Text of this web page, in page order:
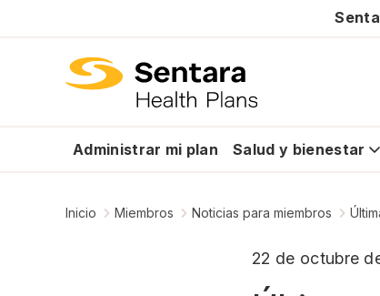
Administrar mi plan Salud y bienestar
Inicio Miembros Noticias para miembros
22 de octubre